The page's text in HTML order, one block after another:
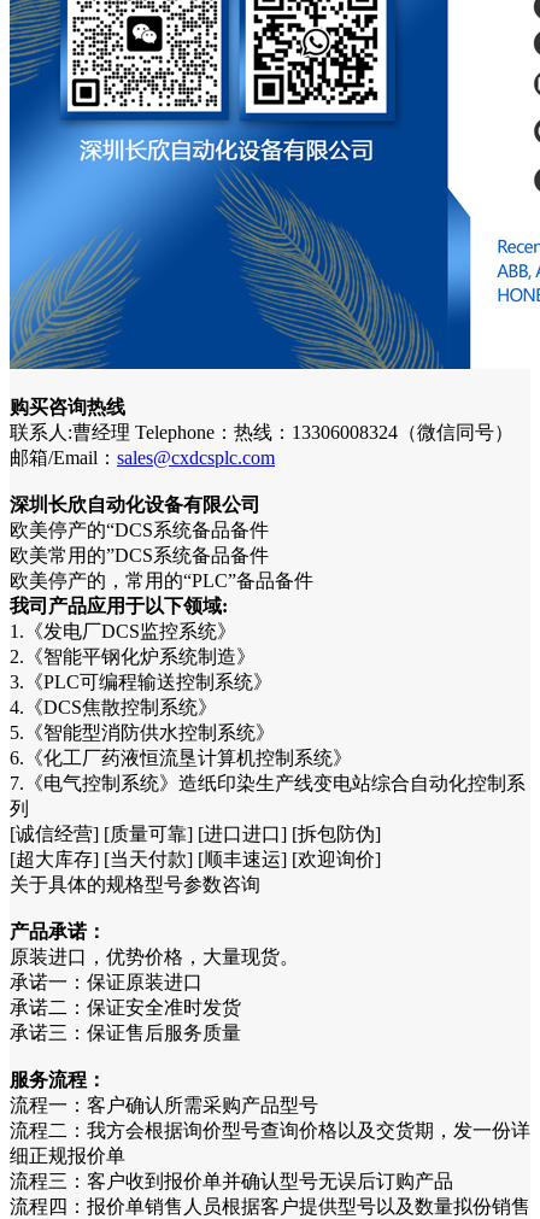
购买咨询热线
联系人:曹经理 Telephone：热线：13306008324（微信同号）
邮箱/Email： sales@cxdcsplc.com
深圳长欣自动化设备有限公司
欧美停产的“DCS系统备品备件
欧美常用的”DCS系统备品备件
欧美停产的，常用的“PLC”备品备件
我司产品应用于以下领域:
1.《发电厂DCS监控系统》
2.《智能平钢化炉系统制造》
3.《PLC可编程输送控制系统》
4.《DCS焦散控制系统》
5.《智能型消防供水控制系统》
6.《化工厂药液恒流垦计算机控制系统》
7.《电气控制系统》造纸印染生产线变电站综合自动化控制系
列
[诚信经营] [质量可靠] [进口进口] [拆包防伪]
[超大库存] [当天付款] [顺丰速运] [欢迎询价]
关于具体的规格型号参数咨询
产品承诺：
原装进口，优势价格，大量现货。
承诺一：保证原装进口
承诺二：保证安全准时发货
承诺三：保证售后服务质量
服务流程：
流程一：客户确认所需采购产品型号
流程二：我方会根据询价型号查询价格以及交货期，发一份详
细正规报价单
流程三：客户收到报价单并确认型号无误后订购产品
流程四：报价单销售人员根据客户提供型号以及数量拟份销售